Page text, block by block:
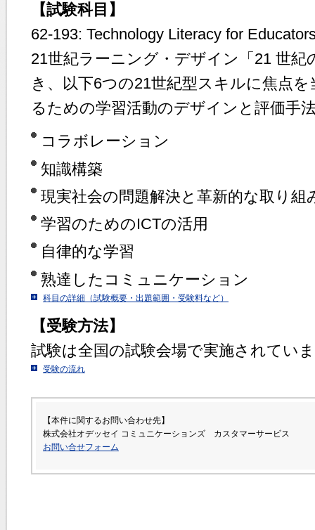
【試験科目】
62-193: Technology Literacy for
21世紀ラーニング・デザイン「21 世
き、以下6つの21世紀型スキルに焦点
るための学習活動のデザインと評価手
コラボレーション
知識構築
現実社会の問題解決と革新的な取り組
学習のためのICTの活用
自律的な学習
熟達したコミュニケーション
科目の詳細（試験概要・出題範囲・受験料など）
【受験方法】
試験は全国の試験会場で実施されてい
受験の流れ
【本件に関するお問い合わせ先】
株式会社オデッセイ コミュニケーションズ カスタマーサービス
お問い合せフォーム